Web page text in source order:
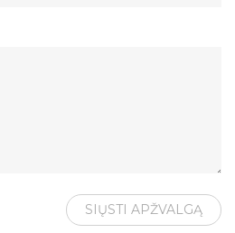
SIŲSTI APŽVALGĄ